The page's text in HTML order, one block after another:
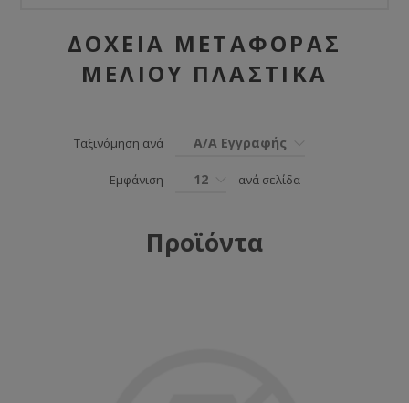
ΔΟΧΕΊΑ ΜΕΤΑΦΟΡΆΣ
ΜΕΛΙΟΎ ΠΛΑΣΤΙΚΆ
Ταξινόμηση ανά Α/Α Εγγραφής
Εμφάνιση 12 ανά σελίδα
Προϊόντα